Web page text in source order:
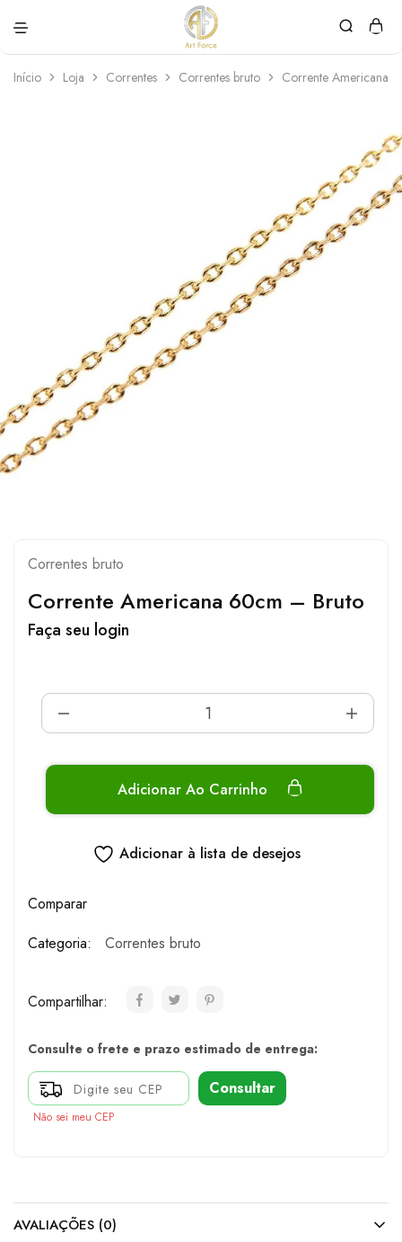
Force
personalizadas
Início Loja Correntes Correntes bruto Corrente Americana
Correntes bruto
Corrente Americana 60cm – Bruto
Faça seu login
Adicionar Ao Carrinho
Adicionar à lista de desejos
Comparar
Categoria:
Correntes bruto
Compartilhar:
Consulte o frete e prazo estimado de entrega:
Consultar
Não sei meu CEP
AVALIAÇÕES (0)